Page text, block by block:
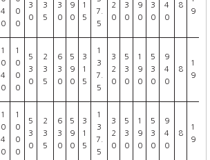
4
0
0
0
3
0
3
5
3
0
9
0
1
5
7.
5
2
0
3
0
9
0
3
0
4
0
8
9
1
0
4
0
1
0
0
0
5
3
0
2
3
5
6
3
0
5
9
0
3
1
5
1
3
7.
5
3
2
0
5
3
0
1
9
0
5
3
0
9
4
0
8
1
9
1
0
4
0
1
0
0
0
5
3
0
2
3
5
6
3
0
5
9
0
3
1
5
1
3
7.
5
3
2
0
5
3
0
1
9
0
5
3
0
9
4
0
8
1
9